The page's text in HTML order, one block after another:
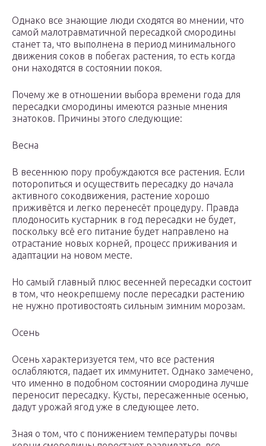
Однако все знающие люди сходятся во мнении, что
самой малотравматичной пересадкой смородины
станет та, что выполнена в период минимального
движения соков в побегах растения, то есть когда
они находятся в состоянии покоя.
Почему же в отношении выбора времени года для
пересадки смородины имеются разные мнения
знатоков. Причины этого следующие:
Весна
В весеннюю пору пробуждаются все растения. Если
поторопиться и осуществить пересадку до начала
активного сокодвижения, растение хорошо
приживётся и легко перенесёт процедуру. Правда
плодоносить кустарник в год пересадки не будет,
поскольку всё его питание будет направлено на
отрастание новых корней, процесс приживания и
адаптации на новом месте.
Но самый главный плюс весенней пересадки состоит
в том, что неокрепшему после пересадки растению
не нужно противостоять сильным зимним морозам.
Осень
Осень характеризуется тем, что все растения
ослабляются, падает их иммунитет. Однако замечено,
что именно в подобном состоянии смородина лучше
переносит пересадку. Кусты, пересаженные осенью,
дадут урожай ягод уже в следующее лето.
Зная о том, что с понижением температуры почвы